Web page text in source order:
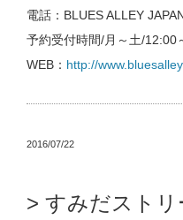
電話：BLUES ALLEY
予約受付時間/月～土/12:00
WEB： http://
2016/07/22
すみだストリ